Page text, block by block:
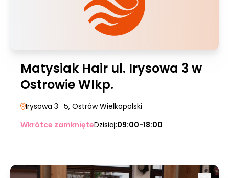
Matysiak Hair ul. Irysowa 3 w
Ostrowie Wlkp.
Irysowa 3 | 5, Ostrów Wielkopolski
Wkrótce zamknięteDzisiaj:09:00-18:00